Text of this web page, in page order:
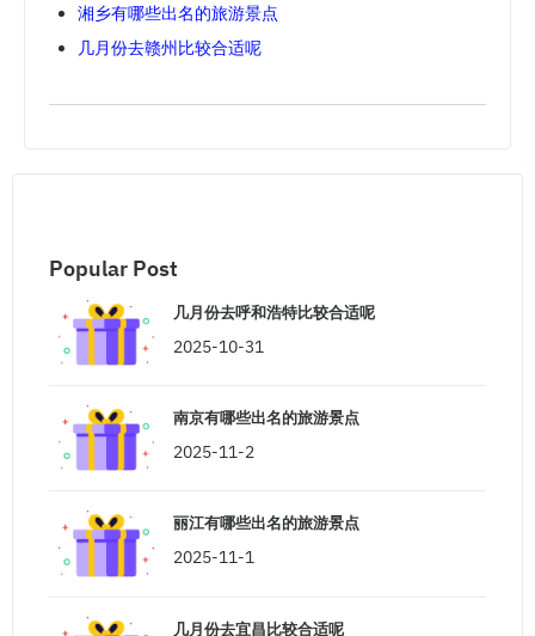
湘乡有哪些出名的旅游景点
几月份去赣州比较合适呢
Popular Post
几月份去呼和浩特比较合适呢
2025-10-31
南京有哪些出名的旅游景点
2025-11-2
丽江有哪些出名的旅游景点
2025-11-1
几月份去宜昌比较合适呢